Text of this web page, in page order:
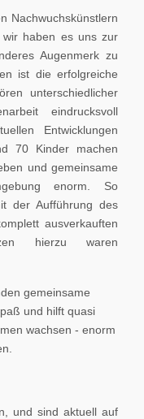
Nachwuchskünstlern
haben es uns zur
Augenmerk zu
ist die erfolgreiche
unterschiedlicher
eindrucksvoll
Entwicklungen
70 Kinder machen
und gemeinsame
enorm. So
der Aufführung des
ausverkauften
hierzu waren
gemeinsame
und hilft quasi
wachsen - enorm
und sind aktuell auf